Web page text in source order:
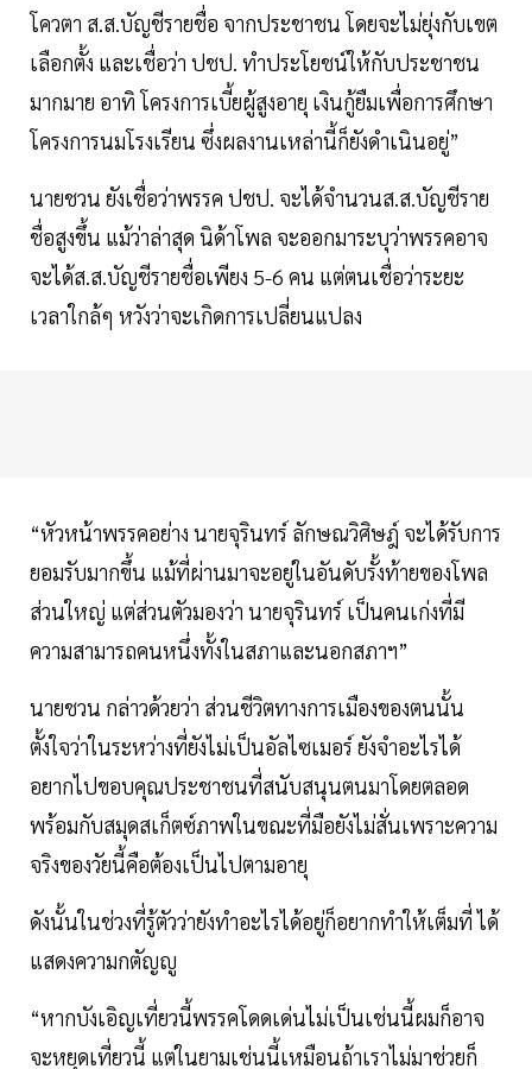
โควตา ส.ส.บัญชีรายชื่อ จากประชาชน โดยจะไม่ยุ่งกับเขต
เลือกตั้ง และเชื่อว่า ปชป. ทำประโยชน์ให้กับประชาชน
มากมาย อาทิ โครงการเบี้ยผู้สูงอายุ เงินกู้ยืมเพื่อการศึกษา
โครงการนมโรงเรียน ซึ่งผลงานเหล่านี้ก็ยังดำเนินอยู่”
นายชวน ยังเชื่อว่าพรรค ปชป. จะได้จำนวนส.ส.บัญชีราย
ชื่อสูงขึ้น แม้ว่าล่าสุด นิด้าโพล จะออกมาระบุว่าพรรคอาจ
จะได้ส.ส.บัญชีรายชื่อเพียง 5-6 คน แต่ตนเชื่อว่าระยะ
เวลาใกล้ๆ หวังว่าจะเกิดการเปลี่ยนแปลง
“หัวหน้าพรรคอย่าง นายจุรินทร์ ลักษณวิศิษฎ์ จะได้รับการ
ยอมรับมากขึ้น แม้ที่ผ่านมาจะอยู่ในอันดับรั้งท้ายของโพล
ส่วนใหญ่ แต่ส่วนตัวมองว่า นายจุรินทร์ เป็นคนเก่งที่มี
ความสามารถคนหนึ่งทั้งในสภาและนอกสภาฯ”
นายชวน กล่าวด้วยว่า ส่วนชีวิตทางการเมืองของตนนั้น
ตั้งใจว่าในระหว่างที่ยังไม่เป็นอัลไซเมอร์ ยังจำอะไรได้
อยากไปขอบคุณประชาชนที่สนับสนุนตนมาโดยตลอด
พร้อมกับสมุดสเก็ตซ์ภาพในขณะที่มือยังไม่สั่นเพราะความ
จริงของวัยนี้คือต้องเป็นไปตามอายุ
ดังนั้นในช่วงที่รู้ตัวว่ายังทำอะไรได้อยู่ก็อยากทำให้เต็มที่ ได้
แสดงความกตัญญู
“หากบังเอิญเที่ยวนี้พรรคโดดเด่นไม่เป็นเช่นนี้ผมก็อาจ
จะหยุดเที่ยวนี้ แต่ในยามเช่นนี้เหมือนถ้าเราไม่มาช่วยก็